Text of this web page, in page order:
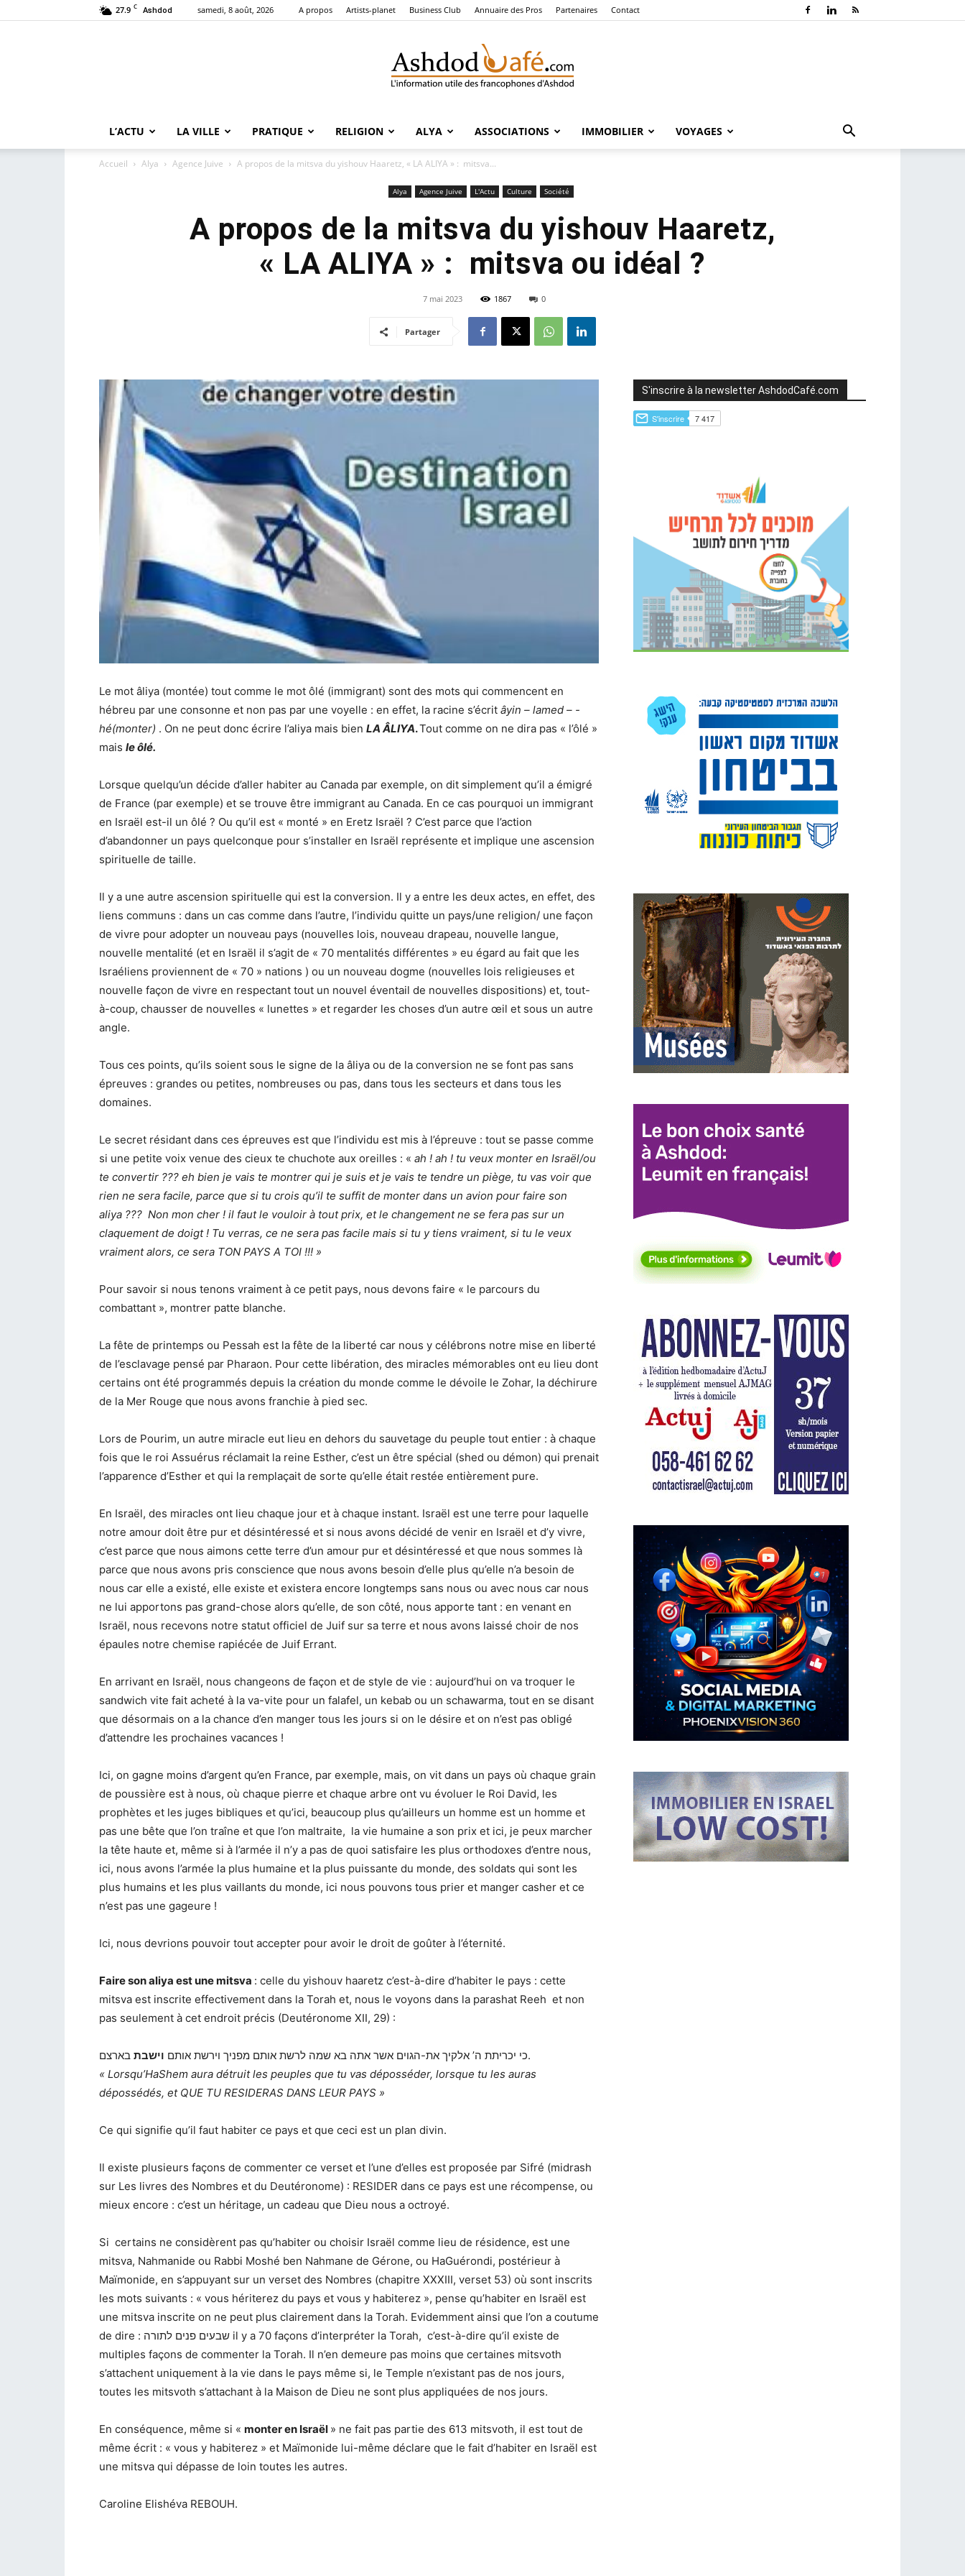
27.9 C Ashdod samedi, 8 août, 2026 A propos Artists-planet Business Club Annuaire des Pros Partenaires Contact
Café
L’ACTU LA VILLE PRATIQUE RELIGION ALYA ASSOCIATIONS IMMOBILIER VOYAGES
Accueil Alya Agence Juive A propos de la mitsva du yishouv Haaretz, « LA ALIYA » : mitsva...
Alya Agence Juive L'Actu Culture Société
A propos de la mitsva du yishouv Haaretz,
« LA ALIYA » : mitsva ou idéal ?
7 mai 2023 1867 0
Partager
Le mot âliya (montée) tout comme le mot ôlé (immigrant) sont des mots qui commencent en
hébreu par une consonne et non pas par une voyelle : en effet, la racine s’écrit âyin – lamed – -
hé(monter) . On ne peut donc écrire l’aliya mais bien LA ÂLIYA.Tout comme on ne dira pas « l’ôlé »
mais le ôlé.
Lorsque quelqu’un décide d’aller habiter au Canada par exemple, on dit simplement qu’il a émigré
de France (par exemple) et se trouve être immigrant au Canada. En ce cas pourquoi un immigrant
en Israël est-il un ôlé ? Ou qu’il est « monté » en Eretz Israël ? C’est parce que l’action
d’abandonner un pays quelconque pour s’installer en Israël représente et implique une ascension
spirituelle de taille.
Il y a une autre ascension spirituelle qui est la conversion. Il y a entre les deux actes, en effet, des
liens communs : dans un cas comme dans l’autre, l’individu quitte un pays/une religion/ une façon
de vivre pour adopter un nouveau pays (nouvelles lois, nouveau drapeau, nouvelle langue,
nouvelle mentalité (et en Israël il s’agit de « 70 mentalités différentes » eu égard au fait que les
Israéliens proviennent de « 70 » nations ) ou un nouveau dogme (nouvelles lois religieuses et
nouvelle façon de vivre en respectant tout un nouvel éventail de nouvelles dispositions) et, tout-
à-coup, chausser de nouvelles « lunettes » et regarder les choses d’un autre œil et sous un autre
angle.
Tous ces points, qu’ils soient sous le signe de la âliya ou de la conversion ne se font pas sans
épreuves : grandes ou petites, nombreuses ou pas, dans tous les secteurs et dans tous les
domaines.
Le secret résidant dans ces épreuves est que l’individu est mis à l’épreuve : tout se passe comme
si une petite voix venue des cieux te chuchote aux oreilles : « ah ! ah ! tu veux monter en Israël/ou
te convertir ??? eh bien je vais te montrer qui je suis et je vais te tendre un piège, tu vas voir que
rien ne sera facile, parce que si tu crois qu’il te suffit de monter dans un avion pour faire son
aliya ??? Non mon cher ! il faut le vouloir à tout prix, et le changement ne se fera pas sur un
claquement de doigt ! Tu verras, ce ne sera pas facile mais si tu y tiens vraiment, si tu le veux
vraiment alors, ce sera TON PAYS A TOI !!! »
Pour savoir si nous tenons vraiment à ce petit pays, nous devons faire « le parcours du
combattant », montrer patte blanche.
La fête de printemps ou Pessah est la fête de la liberté car nous y célébrons notre mise en liberté
de l’esclavage pensé par Pharaon. Pour cette libération, des miracles mémorables ont eu lieu dont
certains ont été programmés depuis la création du monde comme le dévoile le Zohar, la déchirure
de la Mer Rouge que nous avons franchie à pied sec.
Lors de Pourim, un autre miracle eut lieu en dehors du sauvetage du peuple tout entier : à chaque
fois que le roi Assuérus réclamait la reine Esther, c’est un être spécial (shed ou démon) qui prenait
l’apparence d’Esther et qui la remplaçait de sorte qu’elle était restée entièrement pure.
En Israël, des miracles ont lieu chaque jour et à chaque instant. Israël est une terre pour laquelle
notre amour doit être pur et désintéressé et si nous avons décidé de venir en Israël et d’y vivre,
c’est parce que nous aimons cette terre d’un amour pur et désintéressé et que nous sommes là
parce que nous avons pris conscience que nous avons besoin d’elle plus qu’elle n’a besoin de
nous car elle a existé, elle existe et existera encore longtemps sans nous ou avec nous car nous
ne lui apportons pas grand-chose alors qu’elle, de son côté, nous apporte tant : en venant en
Israël, nous recevons notre statut officiel de Juif sur sa terre et nous avons laissé choir de nos
épaules notre chemise rapiécée de Juif Errant.
En arrivant en Israël, nous changeons de façon et de style de vie : aujourd’hui on va troquer le
sandwich vite fait acheté à la va-vite pour un falafel, un kebab ou un schawarma, tout en se disant
que désormais on a la chance d’en manger tous les jours si on le désire et on n’est pas obligé
d’attendre les prochaines vacances !
Ici, on gagne moins d’argent qu’en France, par exemple, mais, on vit dans un pays où chaque grain
de poussière est à nous, où chaque pierre et chaque arbre ont vu évoluer le Roi David, les
prophètes et les juges bibliques et qu’ici, beaucoup plus qu’ailleurs un homme est un homme et
pas une bête que l’on traîne et que l’on maltraite, la vie humaine a son prix et ici, je peux marcher
la tête haute et, même si à l’armée il n’y a pas de quoi satisfaire les plus orthodoxes d’entre nous,
ici, nous avons l’armée la plus humaine et la plus puissante du monde, des soldats qui sont les
plus humains et les plus vaillants du monde, ici nous pouvons tous prier et manger casher et ce
n’est pas une gageure !
Ici, nous devrions pouvoir tout accepter pour avoir le droit de goûter à l’éternité.
Faire son aliya est une mitsva : celle du yishouv haaretz c’est-à-dire d’habiter le pays : cette
mitsva est inscrite effectivement dans la Torah et, nous le voyons dans la parashat Reeh et non
pas seulement à cet endroit précis (Deutéronome XII, 29) :
כי יכריתת ה’ אלקיך את-הגוים אשר אתה בא שמה לרשת אותם מפניך וירשת אותם וישבת בארצם
.
« Lorsqu’HaShem aura détruit les peuples que tu vas déposséder, lorsque tu les auras
dépossédés, et QUE TU RESIDERAS DANS LEUR PAYS »
Ce qui signifie qu’il faut habiter ce pays et que ceci est un plan divin.
Il existe plusieurs façons de commenter ce verset et l’une d’elles est proposée par Sifré (midrash
sur Les livres des Nombres et du Deutéronome) : RESIDER dans ce pays est une récompense, ou
mieux encore : c’est un héritage, un cadeau que Dieu nous a octroyé.
Si certains ne considèrent pas qu’habiter ou choisir Israël comme lieu de résidence, est une
mitsva, Nahmanide ou Rabbi Moshé ben Nahmane de Gérone, ou HaGuérondi, postérieur à
Maïmonide, en s’appuyant sur un verset des Nombres (chapitre XXXIII, verset 53) où sont inscrits
les mots suivants : « vous hériterez du pays et vous y habiterez », pense qu’habiter en Israël est
une mitsva inscrite on ne peut plus clairement dans la Torah. Evidemment ainsi que l’on a coutume
de dire : שבעים פנים לתורה il y a 70 façons d’interpréter la Torah, c’est-à-dire qu’il existe de
multiples façons de commenter la Torah. Il n’en demeure pas moins que certaines mitsvoth
s’attachent uniquement à la vie dans le pays même si, le Temple n’existant pas de nos jours,
toutes les mitsvoth s’attachant à la Maison de Dieu ne sont plus appliquées de nos jours.
En conséquence, même si « monter en Israël » ne fait pas partie des 613 mitsvoth, il est tout de
même écrit : « vous y habiterez » et Maïmonide lui-même déclare que le fait d’habiter en Israël est
une mitsva qui dépasse de loin toutes les autres.
Caroline Elishéva REBOUH.
S'inscrire à la newsletter AshdodCafé.com